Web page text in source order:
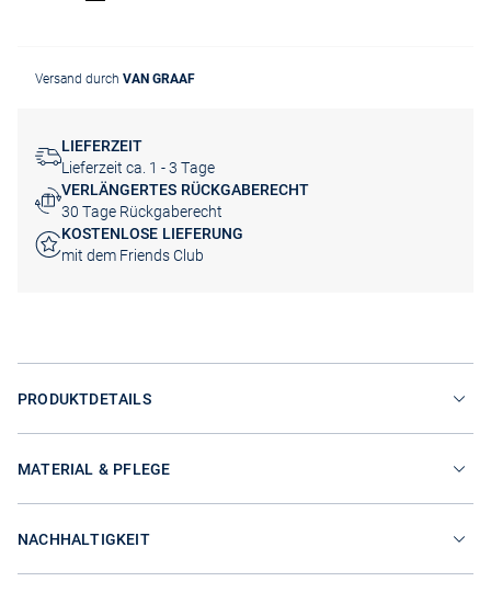
Versand durch VAN GRAAF
LIEFERZEIT
Lieferzeit ca. 1 - 3 Tage
VERLÄNGERTES RÜCKGABERECHT
30 Tage Rückgaberecht
KOSTENLOSE LIEFERUNG
mit dem Friends Club
PRODUKTDETAILS
MATERIAL & PFLEGE
NACHHALTIGKEIT